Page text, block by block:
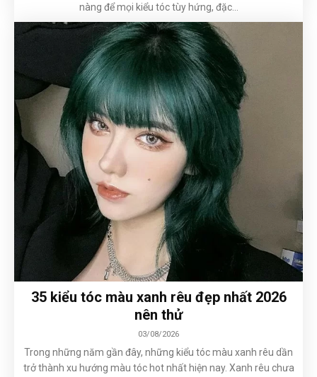
nàng để mọi kiểu tóc tùy hứng, đặc...
35 kiểu tóc màu xanh rêu đẹp nhất 2026
nên thử
03/08/2026
Trong những năm gần đây, những kiểu tóc màu xanh rêu dần
trở thành xu hướng màu tóc hot nhất hiện nay. Xanh rêu chưa